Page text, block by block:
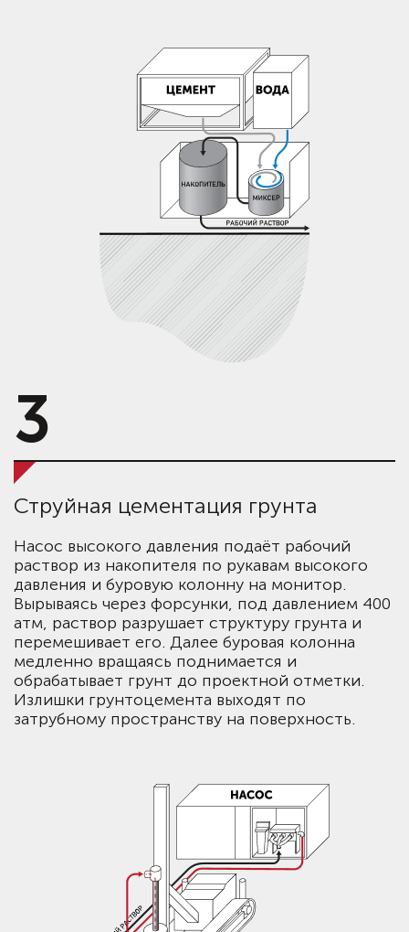
3
Струйная цементация грунта
Насос высокого давления подаёт рабочий
раствор из накопителя по рукавам высокого
давления и буровую колонну на монитор.
Вырываясь через форсунки, под давлением 400
атм, раствор разрушает структуру грунта и
перемешивает его. Далее буровая колонна
медленно вращаясь поднимается и
обрабатывает грунт до проектной отметки.
Излишки грунтоцемента выходят по
затрубному пространству на поверхность.